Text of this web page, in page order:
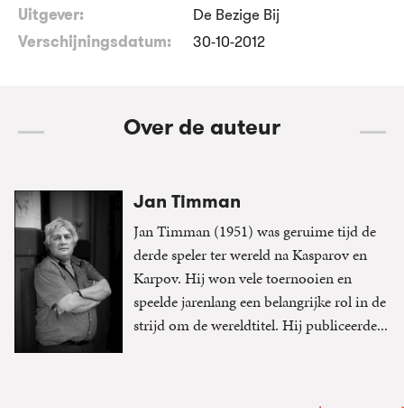
Uitgever:
De Bezige Bij
Verschijningsdatum:
30-10-2012
Over de auteur
Jan Timman
Jan Timman (1951) was geruime tijd de
derde speler ter wereld na Kasparov en
Karpov. Hij won vele toernooien en
speelde jarenlang een belangrijke rol in de
strijd om de wereldtitel. Hij publiceerde...